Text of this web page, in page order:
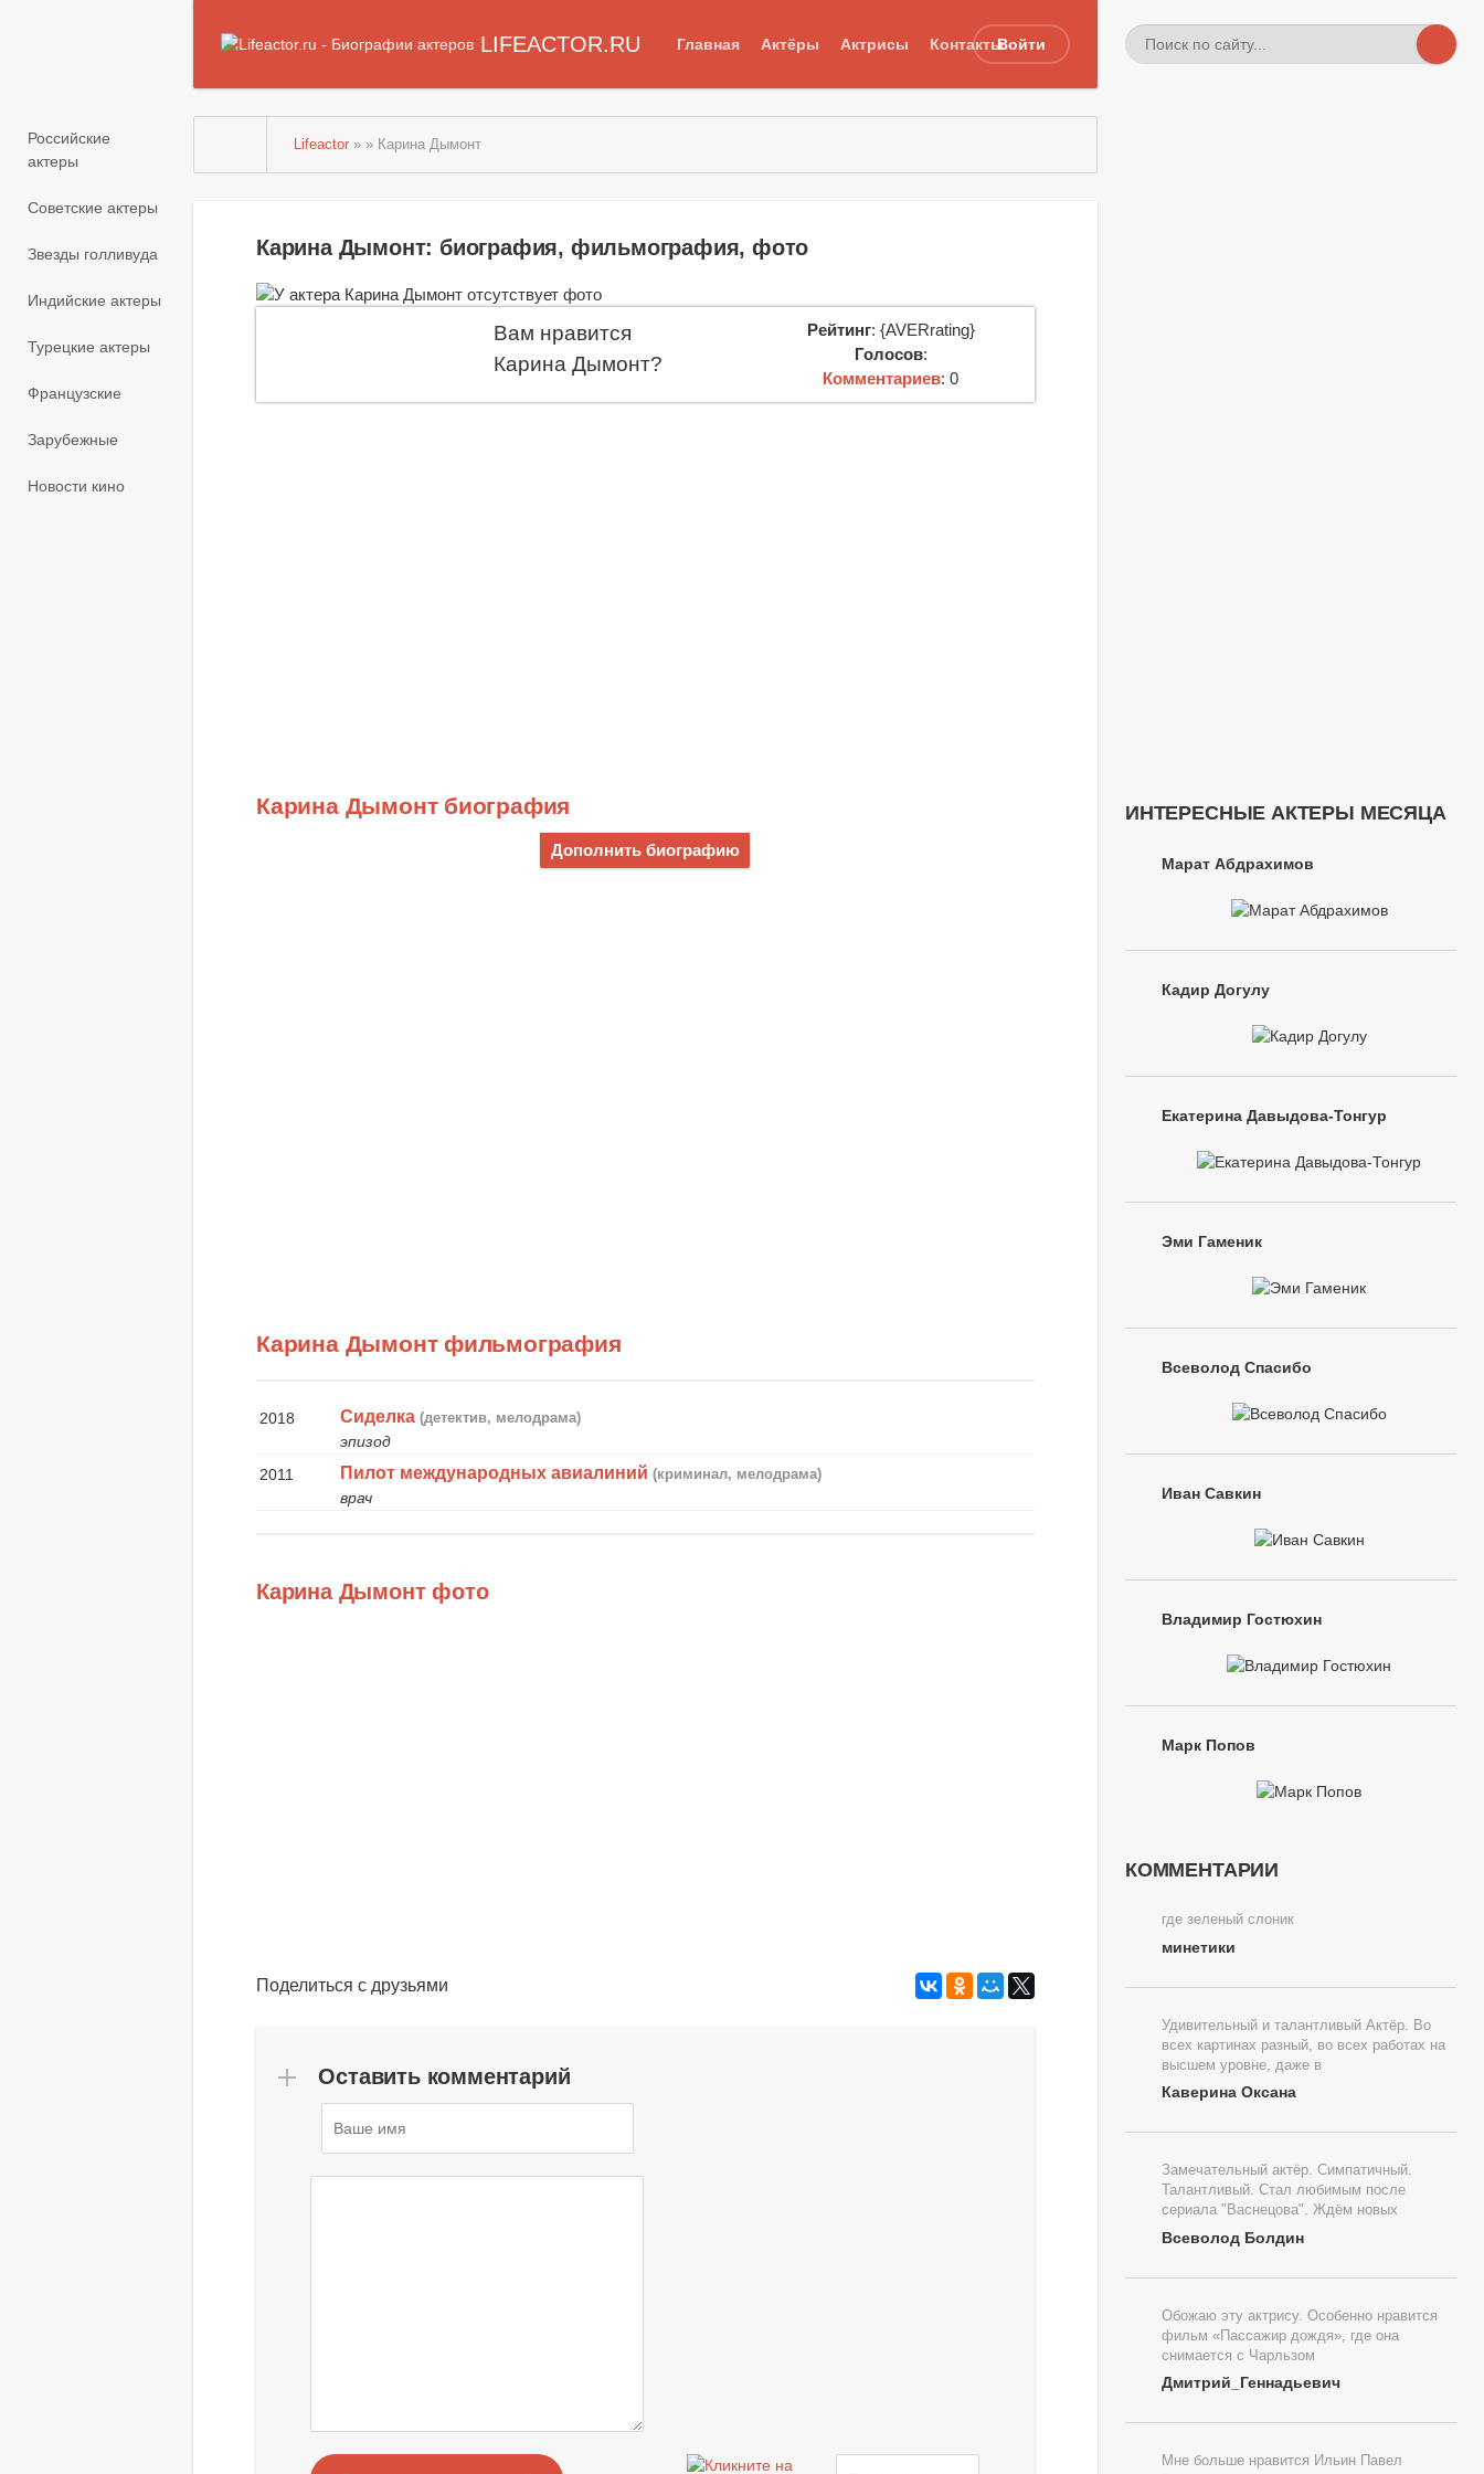
LIFEACTOR.RU Главная Актёры Актрисы КонтактыВойти
Российские
актеры
Советские актеры
Звезды голливуда
Индийские актеры
Турецкие актеры
Французские
Зарубежные
Новости кино
Lifeactor » » Карина Дымонт
Карина Дымонт: биография, фильмография, фото
Вам нравится
Карина Дымонт?
Рейтинг: {AVERrating}
Голосов:
Комментариев: 0
Карина Дымонт биография
Дополнить биографию
Карина Дымонт фильмография
2018 Сиделка (детектив, мелодрама)
эпизод
2011
Пилот международных авиалиний (криминал, мелодрама)
врач
Карина Дымонт фото
Поделиться с друзьями
Оставить комментарий
ИНТЕРЕСНЫЕ АКТЕРЫ МЕСЯЦА
Марат Абдрахимов
Кадир Догулу
Екатерина Давыдова-Тонгур
Эми Гаменик
Всеволод Спасибо
Иван Савкин
Владимир Гостюхин
Марк Попов
КОММЕНТАРИИ
где зеленый слоник
минетики
Удивительный и талантливый Актёр. Во
всех картинах разный, во всех работах на
высшем уровне, даже в
Каверина Оксана
Замечательный актёр. Симпатичный.
Талантливый. Стал любимым после
сериала "Васнецова". Ждём новых
Всеволод Болдин
Обожаю эту актрису. Особенно нравится
фильм «Пассажир дождя», где она
снимается с Чарльзом
Дмитрий_Геннадьевич
Мне больше нравится Ильин Павел